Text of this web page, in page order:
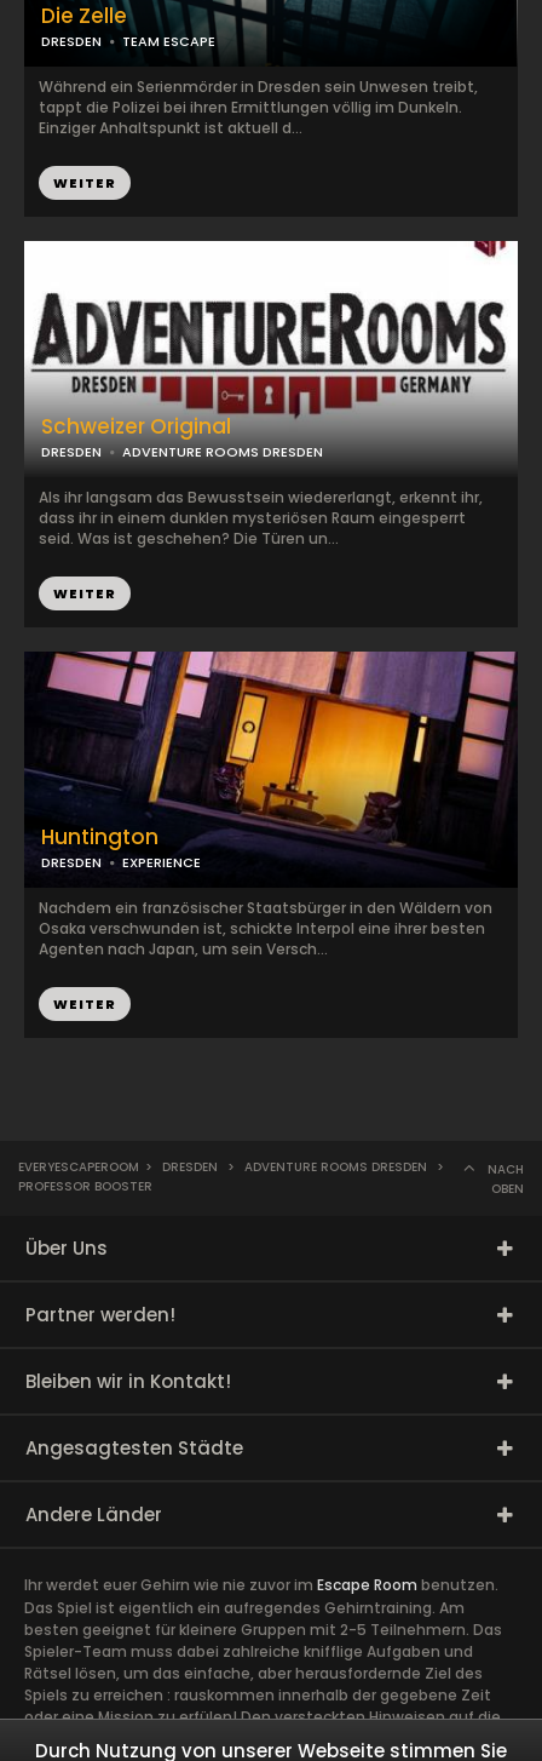
Schweizer Original
DRESDEN ADVENTURE ROOMS DRESDEN
Als ihr langsam das Bewusstsein wiedererlangt, erkennt ihr,
dass ihr in einem dunklen mysteriösen Raum eingesperrt
seid. Was ist geschehen? Die Türen un...
WEITER
Die Zelle
DRESDEN TEAM ESCAPE
Während ein Serienmörder in Dresden sein Unwesen treibt,
tappt die Polizei bei ihren Ermittlungen völlig im Dunkeln.
Einziger Anhaltspunkt ist aktuell d...
WEITER
Huntington
DRESDEN EXPERIENCE
Nachdem ein französischer Staatsbürger in den Wäldern von
Osaka verschwunden ist, schickte Interpol eine ihrer besten
Agenten nach Japan, um sein Versch...
WEITER
EVERYESCAPEROOM > DRESDEN > ADVENTURE ROOMS DRESDEN
>
PROFESSOR BOOSTER
NACH
OBEN
Über Uns
Partner werden!
Bleiben wir in Kontakt!
Angesagtesten Städte
Andere Länder
Ihr werdet euer Gehirn wie nie zuvor im Escape Room benutzen.
Das Spiel ist eigentlich ein aufregendes Gehirntraining. Am
besten geeignet für kleinere Gruppen mit 2-5 Teilnehmern. Das
Spieler-Team muss dabei zahlreiche knifflige Aufgaben und
Rätsel lösen, um das einfache, aber herausfordernde Ziel des
Spiels zu erreichen : rauskommen innerhalb der gegebene Zeit
oder eine Mission zu erfülen! Den versteckten Hinweisen auf die
Spur zu kommen, erfordert volle Konzentration sowie die Ideen
Durch Nutzung von unserer Webseite stimmen Sie